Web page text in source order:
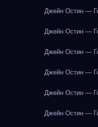
Джейн Остин —
Джейн Остин —
Джейн Остин —
Джейн Остин —
Джейн Остин —
Джейн Остин —